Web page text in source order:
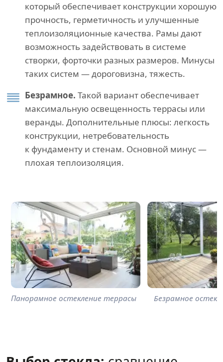
который обеспечивает конструкции хорошую
прочность, герметичность и улучшенные
теплоизоляционные качества. Рамы дают
возможность задействовать в системе
створки, форточки разных размеров. Минусы
таких систем — дороговизна, тяжесть.
Безрамное. Такой вариант обеспечивает
максимальную освещенность террасы или
веранды. Дополнительные плюсы: легкость
конструкции, нетребовательность
к фундаменту и стенам. Основной минус —
плохая теплоизоляция.
Панорамное остекление террасы Безрамное